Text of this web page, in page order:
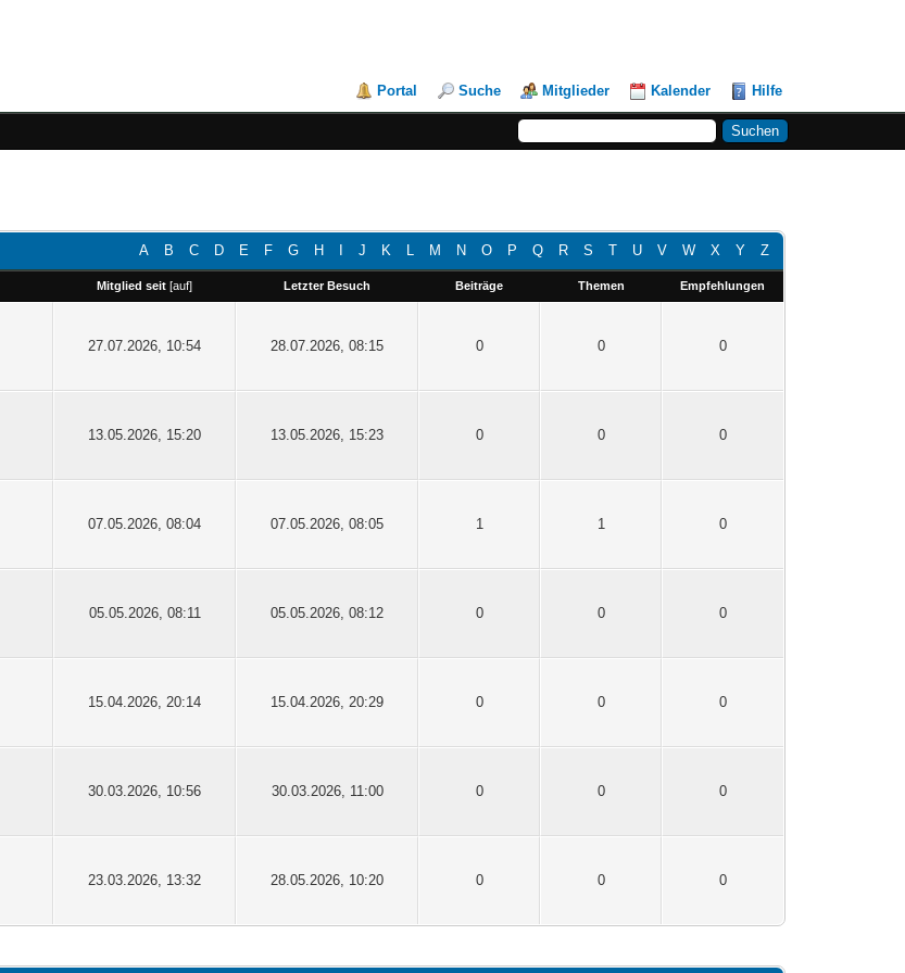
Portal Suche Mitglieder Kalender Hilfe
A B C D E F G H J K L M N O P Q R S T U V W X Y Z
Mitglied seit [auf] Letzter Besuch Beiträge Themen Empfehlungen
27.07.2026, 10:54 28.07.2026, 08:15 0 0 0
13.05.2026, 15:20 13.05.2026, 15:23 0 0 0
07.05.2026, 08:04 07.05.2026, 08:05 1 1 0
05.05.2026, 08:11 05.05.2026, 08:12 0 0 0
15.04.2026, 20:14 15.04.2026, 20:29 0 0 0
30.03.2026, 10:56 30.03.2026, 11:00 0 0 0
23.03.2026, 13:32 28.05.2026, 10:20 0 0 0